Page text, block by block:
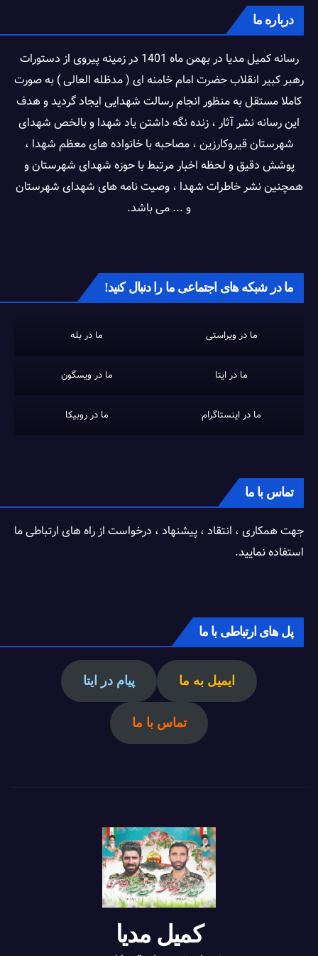
درباره ما
رسانه کمیل مدیا در بهمن ماه 1401 در زمینه پیروی از دستورات
رهبر کبیر انقلاب حضرت امام خامنه ای ( مدظله العالی ) به صورت
کاملا مستقل به منظور انجام رسالت شهدایی ایجاد گردید و هدف
این رسانه نشر آثار ، زنده نگه داشتن یاد شهدا و بالخص شهدای
شهرستان قیروکارزین ، مصاحبه با خانواده های معظم شهدا ،
پوشش دقیق و لحظه اخبار مرتبط با حوزه شهدای شهرستان و
همچنین نشر خاطرات شهدا ، وصیت نامه های شهدای شهرستان
و ... می باشد.
ما در شبکه های اجتماعی ما را دنبال کنید!
ما در ویراستی ما در بله
ما در ایتا ما در ویسگون
ما در اینستاگرام ما در روبیکا
تماس با ما
جهت همکاری ، انتقاد ، پیشنهاد ، درخواست از راه های ارتباطی ما
استفاده نمایید.
پل های ارتباطی با ما
ایمیل به ما پیام در ایتا
تماس با ما
کمیل مدیا